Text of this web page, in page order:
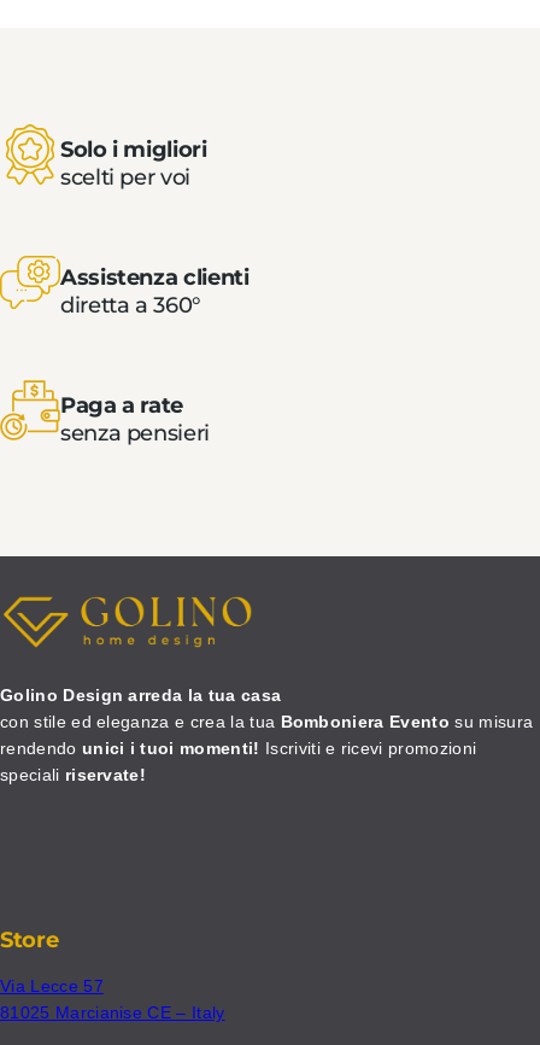
Solo i migliori
scelti per voi
Assistenza clienti
diretta a 360°
Paga a rate
senza pensieri
Golino Design arreda la tua casa
con stile ed eleganza e crea la tua Bomboniera Evento su misura
rendendo unici i tuoi momenti! Iscriviti e ricevi promozioni
speciali riservate!
Store
Via Lecce 57
81025 Marcianise CE – Italy